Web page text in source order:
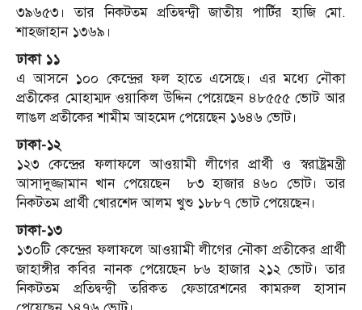
৩৯৬৫৩। তার নিকটতম প্রতিদ্বন্দ্বী জাতীয় পার্টির হাজি মো.
শাহজাহান ১৩৬৯।
ঢাকা ১১
এ আসনে ১০০ কেন্দ্রের ফল হাতে এসেছে। এর মধ্যে নৌকা
প্রতীকের মোহাম্মদ ওয়াকিল উদ্দিন পেয়েছেন ৪৮৫৫৫ ভোট আর
লাঙল প্রতীকের শামীম আহমেদ পেয়েছেন ১৬৪৬ ভোট।
ঢাকা-১২
১২৩ কেন্দ্রের ফলাফলে আওয়ামী লীগের প্রার্থী ও স্বরাষ্ট্রমন্ত্রী
আসাদুজ্জামান খান পেয়েছেন ৮৩ হাজার ৪৬০ ভোট। তার
নিকটতম প্রার্থী খোরশেদ আলম খুশু ১৮৮৭ ভোট পেয়েছেন।
ঢাকা-১৩
১৩০টি কেন্দ্রের ফলাফলে আওয়ামী লীগের নৌকা প্রতীকের প্রার্থী
জাহাঙ্গীর কবির নানক পেয়েছেন ৮৬ হাজার ২১২ ভোট। তার
নিকটতম প্রতিদ্বন্দ্বী তরিকত ফেডারেশনের কামরুল হাসান